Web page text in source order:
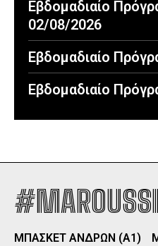
Εβδομαδιαίο
02/08/2026
Εβδομαδιαίο
Εβδομαδιαίο
ΜΠΑΣΚΕΤ ΑΝΔΡΩΝ (Α1)